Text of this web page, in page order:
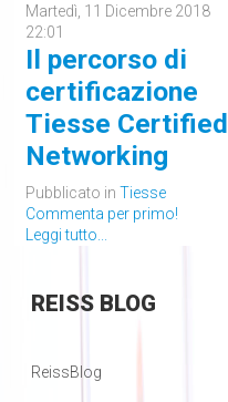
Martedì, 11 Dicembre 2018
22:01
Il percorso di
certificazione
Tiesse Certified
Networking
Pubblicato in Tiesse
Commenta per primo!
Leggi tutto...
REISSBLOG
ReissBlog